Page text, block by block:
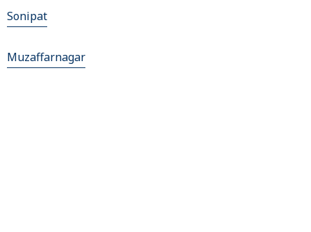
Sonipat
Muzaffarnagar